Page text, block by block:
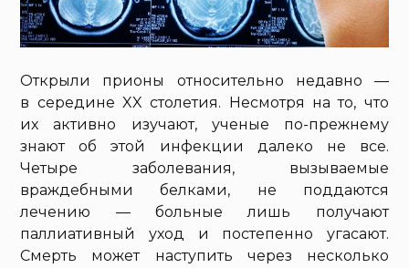
Открыли прионы относительно недавно —
в середине XX столетия. Несмотря на то, что
их активно изучают, ученые по-прежнему
знают об этой инфекции далеко не все.
Четыре заболевания, вызываемые
враждебными белками, не поддаются
лечению — больные лишь получают
паллиативный уход и постепенно угасают.
Смерть может наступить через несколько